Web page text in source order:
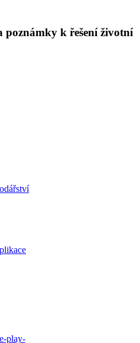
poznámky k řešení životní